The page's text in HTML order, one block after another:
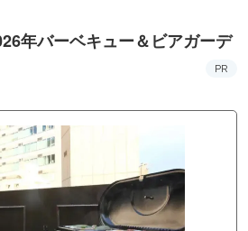
年バーベキュー＆ビアガーデ
PR